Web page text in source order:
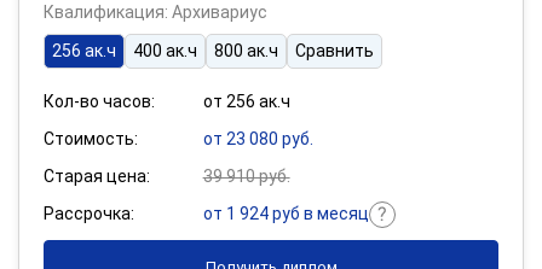
Квалификация: Архивариус
256 ак.ч
400 ак.ч 800 ак.ч Сравнить
Кол-во часов:
от 256 ак.ч
Стоимость:
от 23 080 руб.
Старая цена:
39 910 руб.
Рассрочка:
от 1 924 руб в месяц